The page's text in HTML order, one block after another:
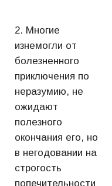
2. Многие
изнемогли от
болезненного
приключения по
неразумию, не
ожидают
полезного
окончания его, но
в негодовании на
строгость
попечительности